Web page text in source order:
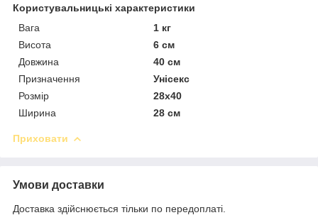
Користувальницькі характеристики
Вага
1 кг
Висота
6 см
Довжина
40 см
Призначення
Унісекс
Розмір
28х40
Ширина
28 см
Приховати
Умови доставки
Доставка здійснюється тільки по передоплаті.